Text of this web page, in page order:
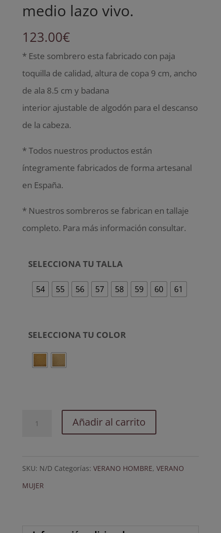
medio lazo vivo.
123.00€
* Este sombrero esta fabricado con paja
toquilla de calidad, altura de copa 9 cm, ancho
de ala 8.5 cm y badana
interior ajustable de algodón para el descanso
de la cabeza.
* Todos nuestros productos están
íntegramente fabricados de forma artesanal
en España.
* Nuestros sombreros se fabrican en tallaje
completo. Para más información consultar.
SELECCIONA TU TALLA
54 55 56 57 58 59 60 61
SELECCIONA TU COLOR
con
cinta
Añadir al carrito
SKU: N/D Categorías: VERANO HOMBRE, VERANO
MUJER